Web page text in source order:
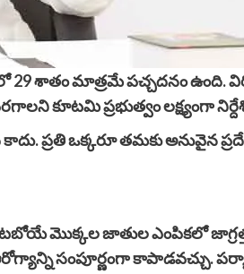
29 శాతం మాత్రమే పచ్చదనం
కూటమి ప్రభుత్వం లక్ష్యంగా
ప్రతి ఒక్కరూ తమకు అనువైన
మొక్కల జాతుల ఎంపికలో
సంపూర్ణంగా